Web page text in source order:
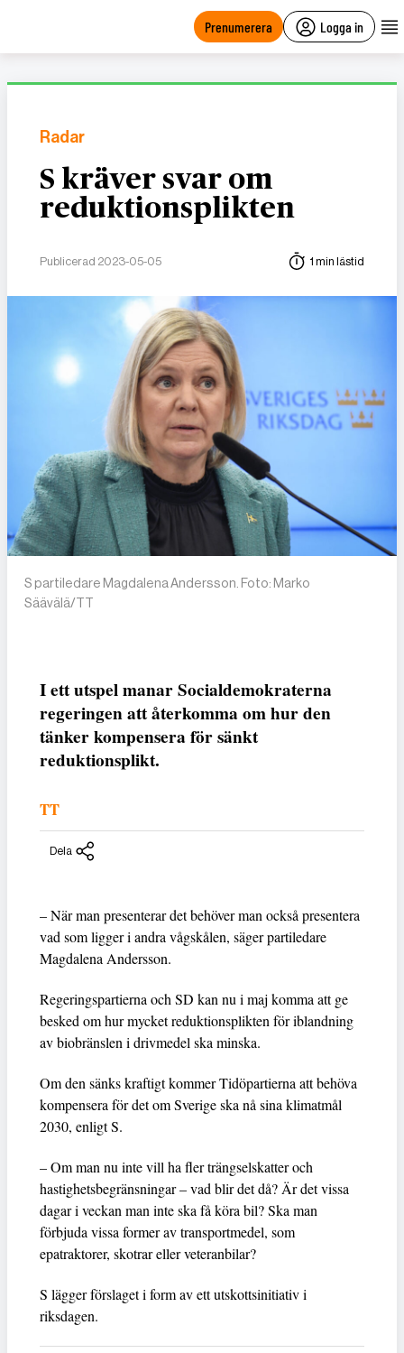
Prenumerera Logga in
Radar
S kräver svar om
reduktionsplikten
Publicerad 2023-05-05 1 min lästid
S partiledare Magdalena Andersson. Foto: Marko
Säävälä/TT
I ett utspel manar Socialdemokraterna
regeringen att återkomma om hur den
tänker kompensera för sänkt
reduktionsplikt.
TT
Dela
– När man presenterar det behöver man också presentera
vad som ligger i andra vågskålen, säger partiledare
Magdalena Andersson.
Regeringspartierna och SD kan nu i maj komma att ge
besked om hur mycket reduktionsplikten för iblandning
av biobränslen i drivmedel ska minska.
Om den sänks kraftigt kommer Tidöpartierna att behöva
kompensera för det om Sverige ska nå sina klimatmål
2030, enligt S.
– Om man nu inte vill ha fler trängselskatter och
hastighetsbegränsningar – vad blir det då? Är det vissa
dagar i veckan man inte ska få köra bil? Ska man
förbjuda vissa former av transportmedel, som
epatraktorer, skotrar eller veteranbilar?
S lägger förslaget i form av ett utskottsinitiativ i
riksdagen.